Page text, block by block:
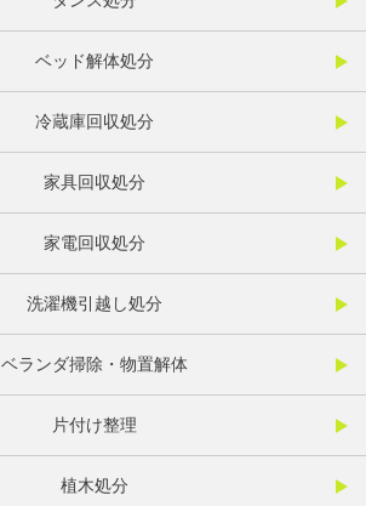
ベッド解体処分
冷蔵庫回収処分
家具回収処分
家電回収処分
洗濯機引越し処分
ベランダ掃除・物置解体
片付け整理
植木処分